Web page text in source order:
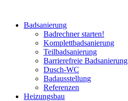
springenBadsanierung
Badrechner starten!
Komplett­badsanierung
Teilbadsanierung
Barrierefreie Badsanierung
Dusch-WC
Badausstellung
Referenzen
Heizungsbau